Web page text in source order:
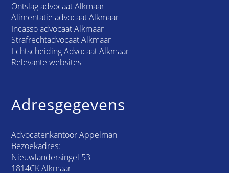
Ontslag advocaat Alkmaar
Alimentatie advocaat Alkmaar
Incasso advocaat Alkmaar
Strafrechtadvocaat Alkmaar
Echtscheiding Advocaat Alkmaar
Relevante websites
Adresgegevens
Advocatenkantoor Appelman
Bezoekadres:
Nieuwlandersingel 53
1814CK Alkmaar